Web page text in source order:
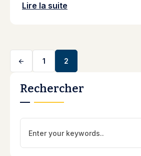
Lire la suite
1 2
Rechercher